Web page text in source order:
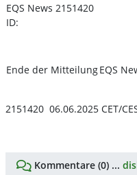
EQS News
ID:
2151420
Ende der MitteilungEQS
2151420 06.06.2025 CET/
Kommentare (0) ...